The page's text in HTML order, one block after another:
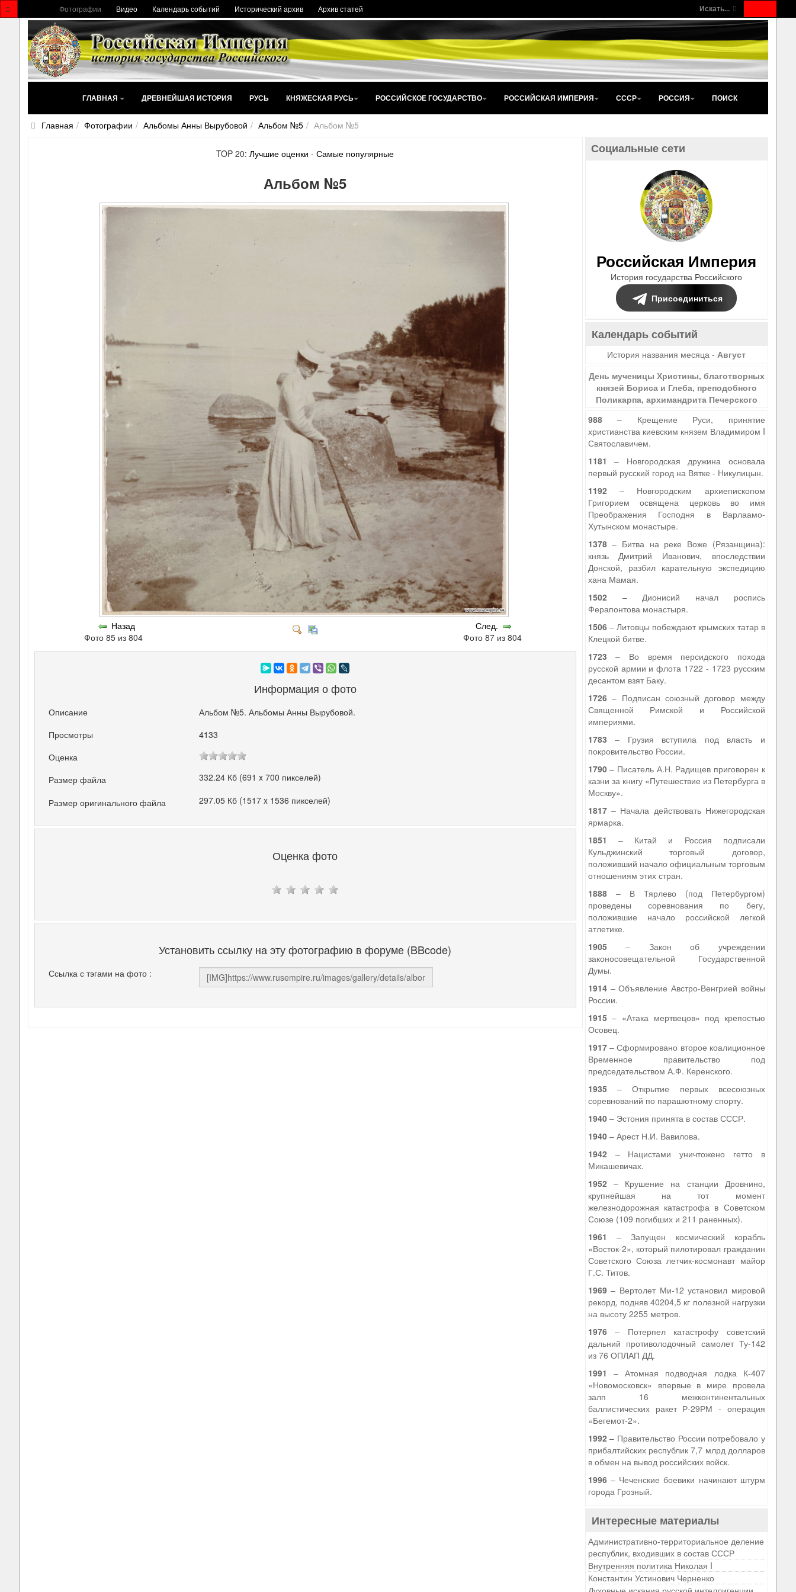
Искать...
Фотографии Видео Календарь событий Исторический архив Архив статей
ГЛАВНАЯ ДРЕВНЕЙШАЯ ИСТОРИЯ РУСЬ КНЯЖЕСКАЯ РУСЬ РОССИЙСКОЕ ГОСУДАРСТВО РОССИЙСКАЯ ИМПЕРИЯ СССР РОССИЯ ПОИСК
Главная Фотографии Альбомы Анны Вырубовой Альбом №5 Альбом №5
TOP 20:Лучшие оценки -Самые популярные
Альбом №5
Назад
Фото 85 из 804
След.
Фото 87 из 804
Информация о фото
Описание
Альбом №5. Альбомы Анны Вырубовой.
Просмотры
4133
Оценка
Размер файла
332.24 Кб (691 x 700 пикселей)
Размер оригинального файла 297.05 Кб (1517 x 1536 пикселей)
Оценка фото
Установить ссылку на эту фотографию в форуме (BBcode)
Ссылка с тэгами на фото :
Социальные сети
Российская Империя
История государства Российского
Присоединиться
Календарь событий
История названия месяца -Август
День мученицы Христины, благотворных
князей Бориса и Глеба, преподобного
Поликарпа, архимандрита Печерского
988– Крещение Руси, принятие
христианства киевским князем Владимиром I
Святославичем.
1181 – Новгородская дружина основала
первый русский город на Вятке - Никулицын.
1192– Новгородским архиепископом
Григорием освящена церковь во имя
Преображения Господня в Варлаамо-
Хутынском монастыре.
1378– Битва на реке Воже (Рязанщина):
князь Дмитрий Иванович, впоследствии
Донской, разбил карательную экспедицию
хана Мамая.
1502– Дионисий начал роспись
Ферапонтова монастыря.
1506– Литовцы побеждают крымских татар в
Клецкой битве.
1723 – Во время персидского похода
русской армии и флота 1722 - 1723 русским
десантом взят Баку.
1726– Подписан союзный договор между
Священной Римской и Российской
империями.
1783 – Грузия вступила под власть и
покровительство России.
1790– Писатель А.Н. Радищев приговорен к
казни за книгу «Путешествие из Петербурга в
Москву».
1817– Начала действовать Нижегородская
ярмарка.
1851 – Китай и Россия подписали
Кульджинский торговый договор,
положивший начало официальным торговым
отношениям этих стран.
1888– В Тярлево (под Петербургом)
проведены соревнования по бегу,
положившие начало российской легкой
атлетике.
1905– Закон об учреждении
законосовещательной Государственной
Думы.
1914– Объявление Австро-Венгрией войны
России.
1915– «Атака мертвецов» под крепостью
Осовец.
1917– Сформировано второе коалиционное
Временное правительство под
председательством А.Ф. Керенского.
1935– Открытие первых всесоюзных
соревнований по парашютному спорту.
1940– Эстония принята в состав СССР.
1940– Арест Н.И. Вавилова.
1942– Нацистами уничтожено гетто в
Микашевичах.
1952– Крушение на станции Дровнино,
крупнейшая на тот момент
железнодорожная катастрофа в Советском
Союзе (109 погибших и 211 раненных).
1961 – Запущен космический корабль
«Восток-2», который пилотировал гражданин
Советского Союза летчик-космонавт майор
Г.С. Титов.
1969– Вертолет Ми-12 установил мировой
рекорд, подняв 40204,5 кг полезной нагрузки
на высоту 2255 метров.
1976– Потерпел катастрофу советский
дальний противолодочный самолет Ту-142
из 76 ОПЛАП ДД.
1991 – Атомная подводная лодка К-407
«Новомосковск» впервые в мире провела
залп 16 межконтинентальных
баллистических ракет Р-29РМ - операция
«Бегемот-2».
1992– Правительство России потребовало у
прибалтийских республик 7,7 млрд долларов
в обмен на вывод российских войск.
1996– Чеченские боевики начинают штурм
города Грозный.
Интересные материалы
Административно-территориальное деление
республик, входивших в состав СССР
Внутренняя политика Николая I
Константин Устинович Черненко